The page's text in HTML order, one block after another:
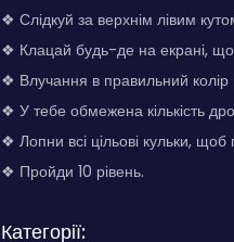
❖ Слідкуй за верхнім лівим
❖ Клацай будь-де на екрані,
❖ Влучання в правильний колір
❖ У тебе обмежена кількість
❖ Лопни всі цільові кульки,
❖ Пройди 10 рівень.
Категорії: